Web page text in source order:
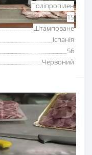
Поліпропілен
15
Штамповане
Іспанія
56
Червоний
«2900» Аркос з
для
розробили для
ресторанів та